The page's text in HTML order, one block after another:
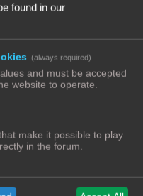
Ga naar
found in our
(always required)
and must be accepted
website to operate.
make it possible to play
in the forum.